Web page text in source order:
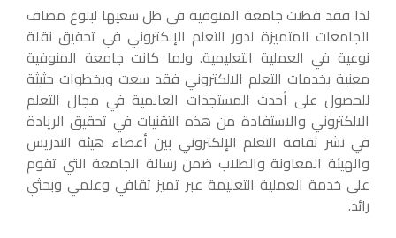
لذا فقد فطنت جامعة المنوفية في ظل سعيها لبلوغ مصاف
الجامعات المتميزة لدور التعلم الإلكتروني في تحقيق نقلة
نوعية في العملية التعليمية. ولما كانت جامعة المنوفية
معنية بخدمات التعلم الالكتروني فقد سعت وبخطوات حثيثة
للحصول على أحدث المستجدات العالمية في مجال التعلم
الالكتروني والاستفادة من هذه التقنيات في تحقيق الريادة
في نشر ثقافة التعلم الإلكتروني بين أعضاء هيئة التدريس
والهيئة المعاونة والطلاب ضمن رسالة الجامعة التي تقوم
على خدمة العملية التعليمة عبر تميز ثقافي وعلمي وبحثي
رائد.